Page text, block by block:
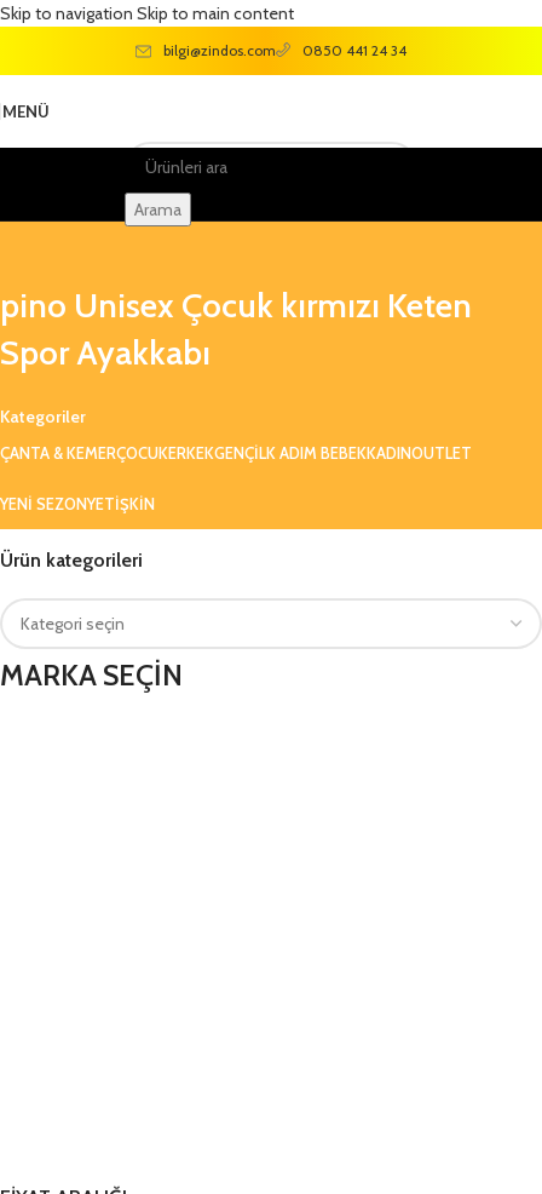
Skip to navigation Skip to main content
bilgi@zindos.com 0850 441 24 34
MENÜ
Arama
pino Unisex Çocuk kırmızı Keten
Spor Ayakkabı
Kategoriler
ÇANTA & KEMERÇOCUKERKEKGENÇILK ADIM BEBEKKADINOUTLET
YENI SEZONYETIŞKIN
Ürün kategorileri
MARKA SEÇİN